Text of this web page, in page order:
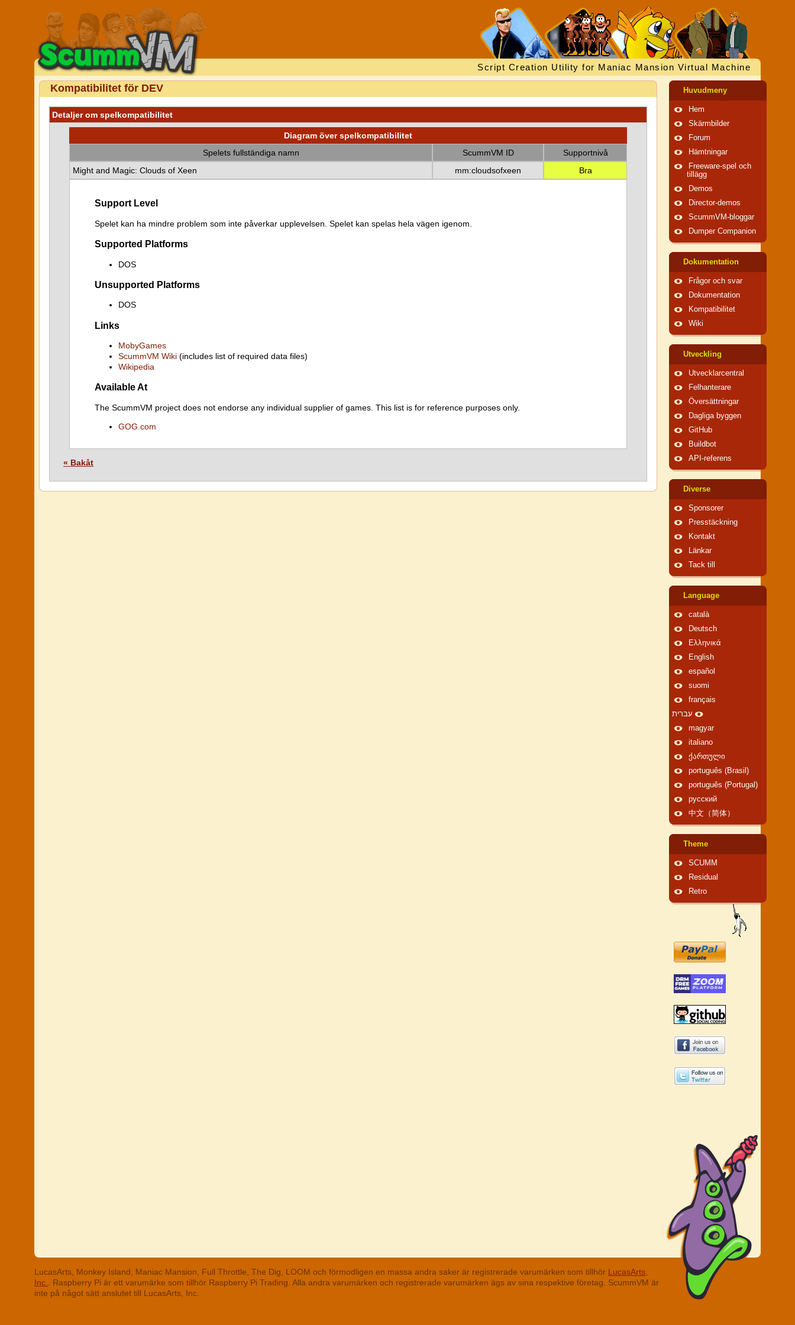
Script Creation Utility for Maniac Mansion Virtual Machine
Kompatibilitet för DEV
Detaljer om spelkompatibilitet
Diagram över spelkompatibilitet
Spelets fullständiga namn
ScummVM ID
Supportnivå
Might and Magic: Clouds of Xeen
mm:cloudsofxeen Bra
Support Level
Spelet kan ha mindre problem som inte påverkar upplevelsen. Spelet kan spelas hela vägen igenom.
Supported Platforms
DOS
Unsupported Platforms
DOS
Links
MobyGames
ScummVM Wiki (includes list of required data files)
Wikipedia
Available At
The ScummVM project does not endorse any individual supplier of games. This list is for reference purposes only.
GOG.com
« Bakåt
Huvudmeny
Hem
Skärmbilder
Forum
Hämtningar
Freeware-spel och
tillägg
Demos
Director-demos
ScummVM-bloggar
Dumper Companion
Dokumentation
Frågor och svar
Dokumentation
Kompatibilitet
Wiki
Utveckling
Utvecklarcentral
Felhanterare
Översättningar
Dagliga byggen
GitHub
Buildbot
API-referens
Diverse
Sponsorer
Presstäckning
Kontakt
Länkar
Tack till
Language
català
Deutsch
Ελληνικά
English
español
suomi
français
עברית
magyar
italiano
ქართული
português (Brasil)
português (Portugal)
русский
中文（简体）
Theme
SCUMM
Residual
Retro
LucasArts, Monkey Island, Maniac Mansion, Full Throttle, The Dig, LOOM och förmodligen en massa andra saker är registrerade varumärken som tillhör LucasArts,
Inc.
. Raspberry Pi är ett varumärke som tillhör Raspberry Pi Trading. Alla andra varumärken och registrerade varumärken ägs av sina respektive företag. ScummVM är
inte på något sätt anslutet till LucasArts, Inc.